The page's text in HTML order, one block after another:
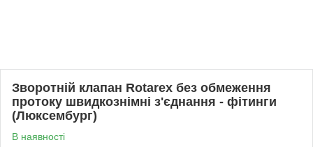
Зворотній клапан Rotarex без обмеження
протоку швидкознімні з'єднання - фітинги
(Люксембург)
В наявності